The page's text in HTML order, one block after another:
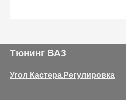
Тюнинг ВАЗ
Угол Кастера.Регулировка